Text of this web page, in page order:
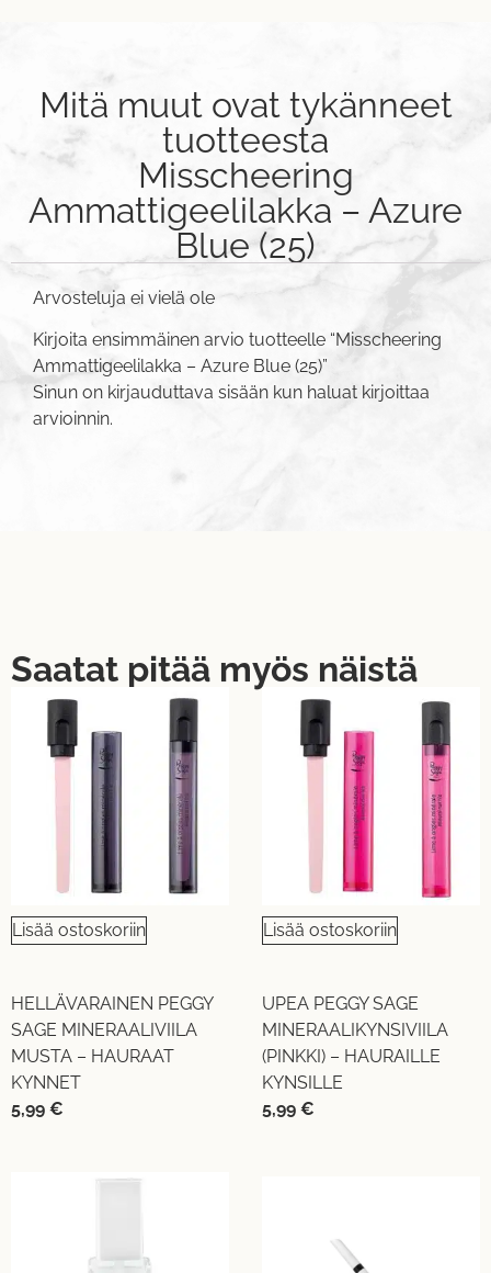
Mitä muut ovat tykänneet
tuotteesta
Misscheering
Ammattigeelilakka – Azure
Blue (25)
Arvosteluja ei vielä ole
Kirjoita ensimmäinen arvio tuotteelle “Misscheering
Ammattigeelilakka – Azure Blue (25)”
Sinun on kirjauduttava sisään kun haluat kirjoittaa
arvioinnin.
Saatat pitää myös näistä
Lisää ostoskoriin
HELLÄVARAINEN PEGGY
SAGE MINERAALIVIILA
MUSTA – HAURAAT
KYNNET
5,99 €
Lisää ostoskoriin
UPEA PEGGY SAGE
MINERAALIKYNSIVIILA
(PINKKI) – HAURAILLE
KYNSILLE
5,99 €